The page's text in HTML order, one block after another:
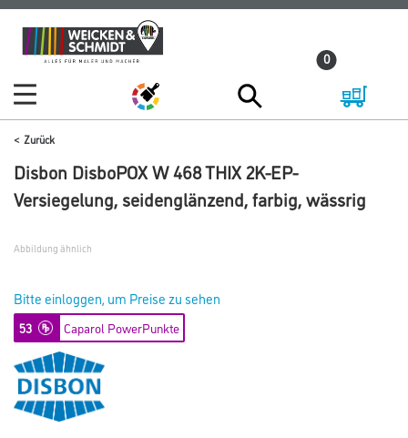
Zum
Inhalt
Zum
Navigationsmenü
0
Zurück
Disbon DisboPOX W 468 THIX 2K-EP-
Versiegelung, seidenglänzend, farbig, wässrig
Abbildung ähnlich
Bitte einloggen, um Preise zu sehen
53 Caparol PowerPunkte